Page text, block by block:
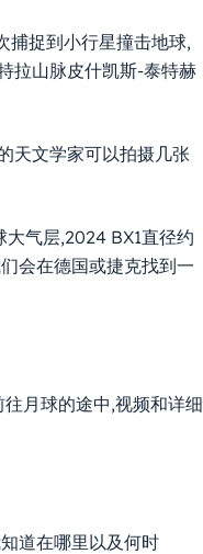
捕捉到小行星撞击地球,
拉山脉皮什凯斯-泰特赫
天文学家可以拍摄几张
气层,2024 BX1直径约
会在德国或捷克找到一
月球的途中,视频和详细
道在哪里以及何时